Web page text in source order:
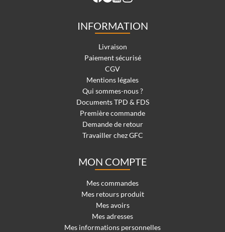
INFORMATION
Livraison
Paiement sécurisé
CGV
Mentions légales
Qui sommes-nous ?
Documents TPD & FDS
Première commande
Demande de retour
Travailler chez GFC
MON COMPTE
Mes commandes
Mes retours produit
Mes avoirs
Mes adresses
Mes informations personnelles